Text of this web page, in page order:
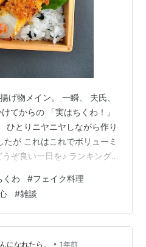
げ物メイン。 一瞬、 夫氏、
てからの 「実はちくわ！」
ひとりニヤニヤしながら作り
たが これはこれでボリューミ
ぞ良い一日を♪ ランキング
くわ #フェイク料理
#雑談
になれたら。 • 1年前